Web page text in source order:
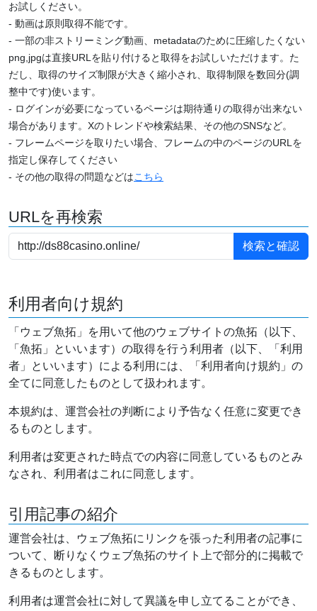
お試しください。
- 動画は原則取得不能です。
- 一部の非ストリーミング動画、metadataのために圧縮したくない
png,jpgは直接URLを貼り付けると取得をお試しいただけます。た
だし、取得のサイズ制限が大きく縮小され、取得制限を数回分(調
整中です)使います。
- ログインが必要になっているページは期待通りの取得が出来ない
場合があります。Xのトレンドや検索結果、その他のSNSなど。
- フレームページを取りたい場合、フレームの中のページのURLを
指定し保存してください
- その他の取得の問題などはこちら
URLを再検索
利用者向け規約
「ウェブ魚拓」を用いて他のウェブサイトの魚拓（以下、
「魚拓」といいます）の取得を行う利用者（以下、「利用
者」といいます）による利用には、「利用者向け規約」の
全てに同意したものとして扱われます。
本規約は、運営会社の判断により予告なく任意に変更でき
るものとします。
利用者は変更された時点での内容に同意しているものとみ
なされ、利用者はこれに同意します。
引用記事の紹介
運営会社は、ウェブ魚拓にリンクを張った利用者の記事に
ついて、断りなくウェブ魚拓のサイト上で部分的に掲載で
きるものとします。
利用者は運営会社に対して異議を申し立てることができ、